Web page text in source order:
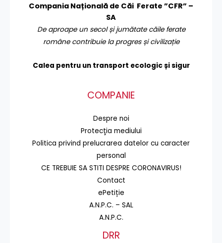
Compania Națională de Căi Ferate ”CFR” –
SA
De aproape un secol și jumătate căile ferate
române contribuie la progres și civilizație
Calea pentru un transport ecologic și sigur
COMPANIE
Despre noi
Protecţia mediului
Politica privind prelucrarea datelor cu caracter
personal
CE TREBUIE SA STITI DESPRE CORONAVIRUS!
Contact
ePetiție
A.N.P.C. – SAL
A.N.P.C.
DRR